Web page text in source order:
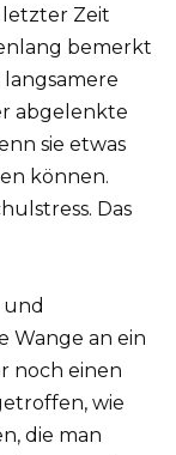
Zeit
bemerkt
abgelenkte
sie etwas
können.
Das
und
Wange an ein
noch einen
wie
die man